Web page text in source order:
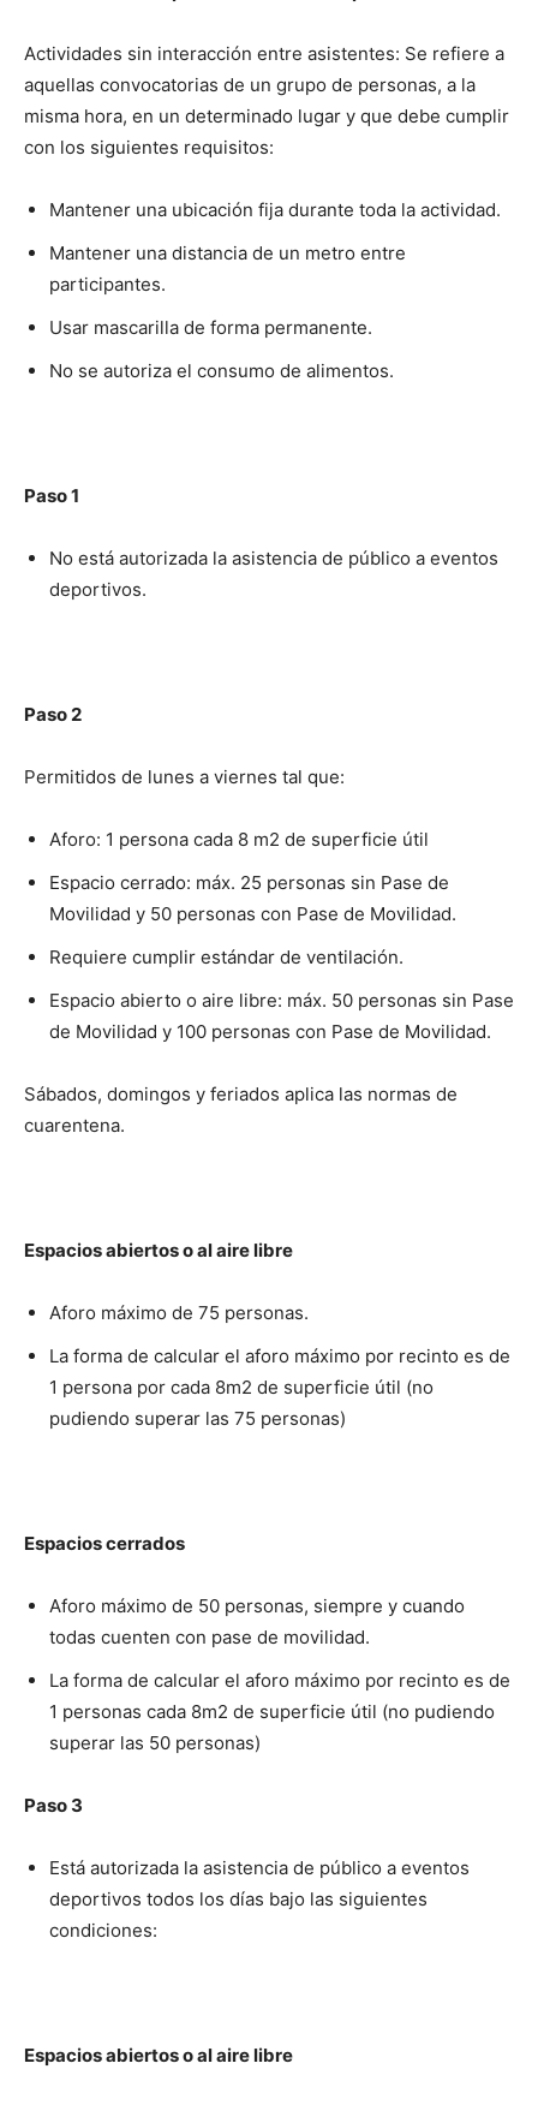
Actividades sin interacción entre asistentes: Se refiere a
aquellas convocatorias de un grupo de personas, a la
misma hora, en un determinado lugar y que debe cumplir
con los siguientes requisitos:
Mantener una ubicación fija durante toda la actividad.
Mantener una distancia de un metro entre
participantes.
Usar mascarilla de forma permanente.
No se autoriza el consumo de alimentos.
Paso 1
No está autorizada la asistencia de público a eventos
deportivos.
Paso 2
Permitidos de lunes a viernes tal que:
Aforo: 1 persona cada 8 m2 de superficie útil
Espacio cerrado: máx. 25 personas sin Pase de
Movilidad y 50 personas con Pase de Movilidad.
Requiere cumplir estándar de ventilación.
Espacio abierto o aire libre: máx. 50 personas sin Pase
de Movilidad y 100 personas con Pase de Movilidad.
Sábados, domingos y feriados aplica las normas de
cuarentena.
Espacios abiertos o al aire libre
Aforo máximo de 75 personas.
La forma de calcular el aforo máximo por recinto es de
1 persona por cada 8m2 de superficie útil (no
pudiendo superar las 75 personas)
Espacios cerrados
Aforo máximo de 50 personas, siempre y cuando
todas cuenten con pase de movilidad.
La forma de calcular el aforo máximo por recinto es de
1 personas cada 8m2 de superficie útil (no pudiendo
superar las 50 personas)
Paso 3
Está autorizada la asistencia de público a eventos
deportivos todos los días bajo las siguientes
condiciones:
Espacios abiertos o al aire libre